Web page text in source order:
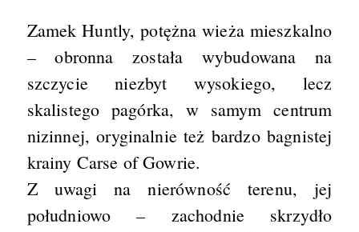
Zamek Huntly, potężna wieża mieszkalno
– obronna została wybudowana na
szczycie niezbyt wysokiego, lecz
skalistego pagórka, w samym centrum
nizinnej, oryginalnie też bardzo bagnistej
krainy Carse of Gowrie.
Z uwagi na nierówność terenu, jej
południowo – zachodnie skrzydło